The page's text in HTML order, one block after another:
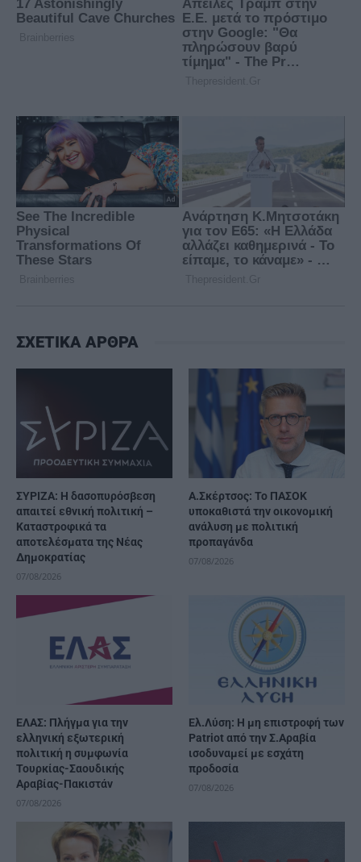
ΣΧΕΤΙΚΑ ΑΡΘΡΑ
ΣΥΡΙΖΑ: Η δασοπυρόσβεση
απαιτεί εθνική πολιτική –
Καταστροφικά τα
αποτελέσματα της Νέας
Δημοκρατίας
07/08/2026
Α.Σκέρτσος: Το ΠΑΣΟΚ
υποκαθιστά την οικονομική
ανάλυση με πολιτική
προπαγάνδα
07/08/2026
ΕΛΑΣ: Πλήγμα για την
ελληνική εξωτερική
πολιτική η συμφωνία
Τουρκίας-Σαουδικής
Αραβίας-Πακιστάν
07/08/2026
Ελ.Λύση: Η μη επιστροφή των
Patriot από την Σ.Αραβία
ισοδυναμεί με εσχάτη
προδοσία
07/08/2026